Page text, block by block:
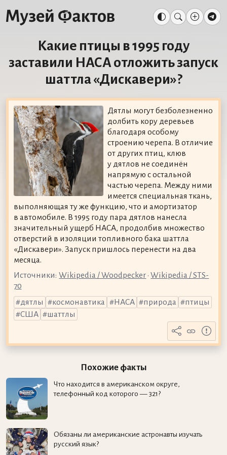
Какие птицы в 1995 году
заставили НАСА отложить запуск
шаттла «Дискавери»?
Дятлы могут безболезненно
долбить кору деревьев
благодаря особому
строению черепа. В отличие
от других птиц, клюв
у дятлов не соединён
напрямую с остальной
частью черепа. Между ними
имеется специальная ткань,
выполняющая ту же функцию, что и амортизатор
в автомобиле. В 1995 году пара дятлов нанесла
значительный ущерб НАСА, продолбив множество
отверстий в изоляции топливного бака шаттла
«Дискавери». Запуск пришлось перенести на два
месяца.
Источники: Wikipedia / Woodpecker •Wikipedia / STS-
70
дятлы
космонавтика НАСА природа
птицы
США
шаттлы
Похожие факты
Что находится в американском округе,
телефонный код которого — 321?
Обязаны ли американские астронавты изучать
русский язык?